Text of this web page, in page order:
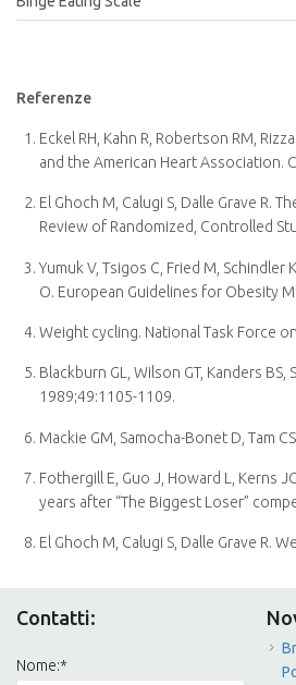
Referenze
Eckel RH, Kahn R, Robertson RM,
and the American Heart Association.
El Ghoch M, Calugi S, Dalle Grave
Review of Randomized, Controlled
Yumuk V, Tsigos C, Fried M,
O. European Guidelines for Obesity
Weight cycling. National Task Force
Blackburn GL, Wilson GT, Kanders
1989;49:1105-1109.
Mackie GM, Samocha-Bonet D, Tam
Fothergill E, Guo J, Howard L, Kerns
years after “The Biggest Loser”
El Ghoch M, Calugi S, Dalle Grave R.
Contatti:
Nome:*